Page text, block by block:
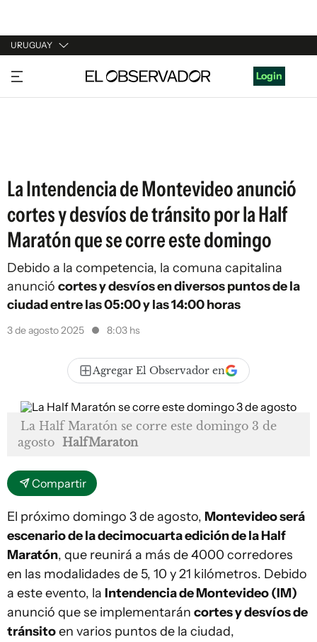
URUGUAY
URUGUAY
ARGENTINA
Login
La Intendencia de Montevideo anunció
cortes y desvíos de tránsito por la Half
Maratón que se corre este domingo
Debido a la competencia, la comuna capitalina
anunció cortes y desvíos en diversos puntos de la
ciudad entre las 05:00 y las 14:00 horas
3 de agosto 2025 8:03 hs
Agregar El Observador en
La Half Maratón se corre este domingo 3 de
agosto HalfMaraton
Compartir
El próximo domingo 3 de agosto, Montevideo será
escenario de la decimocuarta edición de la Half
Maratón, que reunirá a más de 4000 corredores
en las modalidades de 5, 10 y 21 kilómetros. Debido
a este evento, la Intendencia de Montevideo (IM)
anunció que se implementarán cortes y desvíos de
tránsitoen varios puntos de la ciudad,